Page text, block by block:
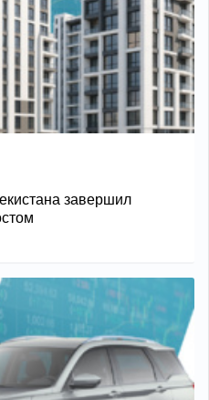
завершил